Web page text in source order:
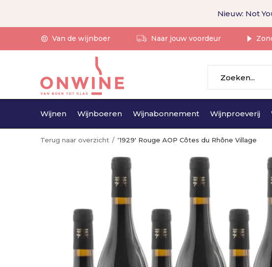
Wijnen Wijnboeren Wijnabonnement Wijnproeverij
Van de wijnboer Naar jouw voordeur
Nieuw: Not
Terug naar overzicht '1929' Rouge AOP Côtes du Rhône Village